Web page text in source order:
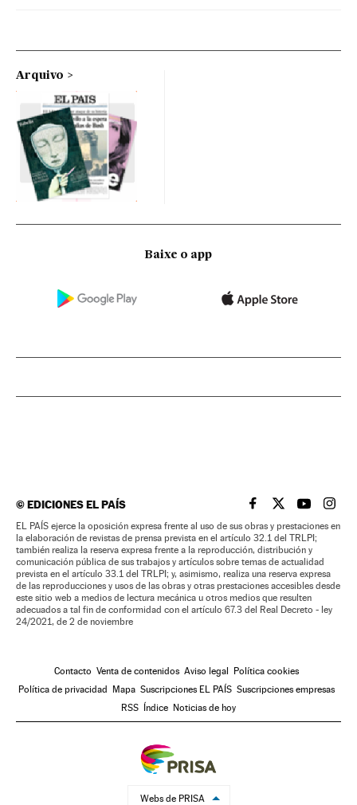
Arquivo
Baixe o app
©EDICIONES EL PAÍS EL PAÍS BRASIL EN
EL PAÍSEL PAÍS
EL
EL PAÍS ejerce la oposición expresa frente al uso de sus obras y prestaciones en
la elaboración de revistas de prensa prevista en el artículo 32.1 del TRLPI;
también realiza la reserva expresa frente a la reproducción, distribución y
comunicación pública de sus trabajos y artículos sobre temas de actualidad
prevista en el artículo 33.1 del TRLPI; y, asimismo, realiza una reserva expresa
de las reproducciones y usos de las obras y otras prestaciones accesibles desde
este sitio web a medios de lectura mecánica u otros medios que resulten
adecuados a tal fin de conformidad con el artículo 67.3 del Real Decreto - ley
24/2021, de 2 de noviembre
Contacto Venta de contenidos Aviso legal
Política cookies
Política de privacidad
Mapa Suscripciones EL PAÍS Suscripciones empresas
RSS
Índice Noticias de hoy
Webs de PRISA